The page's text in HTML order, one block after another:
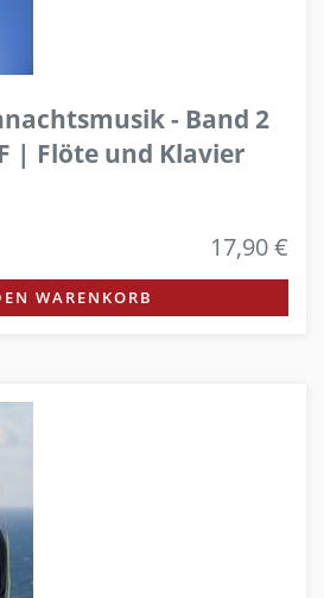
- Band 2
| Flöte und Klavier
17,90 €
WARENKORB